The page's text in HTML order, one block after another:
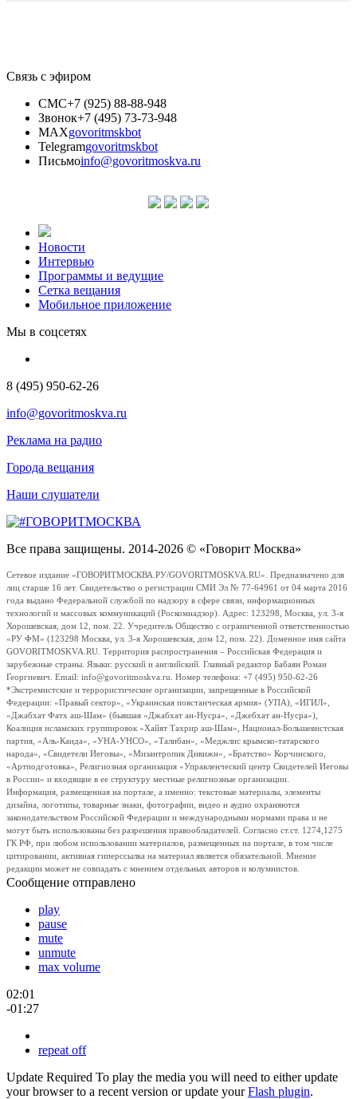
Связь с эфиром
СМС+7 (925) 88-88-948
Звонок+7 (495) 73-73-948
MAXgovoritmskbot
Telegramgovoritmskbot
Письмоinfo@govoritmoskva.ru
Новости
Интервью
Программы и ведущие
Сетка вещания
Мобильное приложение
Мы в соцсетях
8 (495) 950-62-26
info@govoritmoskva.ru
Реклама на радио
Города вещания
Наши слушатели
Все права защищены. 2014-2026 © «Говорит Москва»
Сетевое издание «ГОВОРИТМОСКВА.РУ/GOVORITMOSKVA.RU». Предназначено для
лиц старше 16 лет. Свидетельство о регистрации СМИ Эл № 77-64961 от 04 марта 2016
года выдано Федеральной службой по надзору в сфере связи, информационных
технологий и массовых коммуникаций (Роскомнадзор). Адрес: 123298, Москва, ул. 3-я
Хорошевская, дом 12, пом. 22. Учредитель Общество с ограниченной ответственностью
«РУ ФМ» (123298 Москва, ул. 3-я Хорошевская, дом 12, пом. 22). Доменное имя сайта
GOVORITMOSKVA.RU. Территория распространения – Российская Федерация и
зарубежные страны. Языки: русский и английский. Главный редактор Бабаян Роман
Георгиевич. Email: info@govoritmoskva.ru. Номер телефона: +7 (495) 950-62-26
*Экстремистские и террористические организации, запрещенные в Российской
Федерации: «Правый сектор», «Украинская повстанческая армия» (УПА), «ИГИЛ»,
«Джабхат Фатх аш-Шам» (бывшая «Джабхат ан-Нусра», «Джебхат ан-Нусра»),
Коалиция исламских группировок «Хайят Тахрир аш-Шам», Национал-Большевистская
партия, «Аль-Каида», «УНА-УНСО», «Талибан», «Меджлис крымско-татарского
народа», «Свидетели Иеговы», «Мизантропик Дивижн», «Братство» Корчинского,
«Артподготовка», Религиозная организация «Управленческий центр Свидетелей Иеговы
в России» и входящие в ее структуру местные религиозные организации.
Информация, размещенная на портале, а именно: текстовые материалы, элементы
дизайна, логотипы, товарные знаки, фотографии, видео и аудио охраняются
законодательством Российской Федерации и международными нормами права и не
могут быть использованы без разрешения правообладателей. Согласно ст.ст. 1274,1275
ГК РФ, при любом использовании материалов, размещенных на портале, в том числе
цитировании, активная гиперссылка на материал является обязательной. Мнение
редакции может не совпадать с мнением отдельных авторов и колумнистов.
Сообщение отправлено
play
pause
mute
unmute
max volume
02:01
-01:27
repeat off
Update Required To play the media you will need to either update
your browser to a recent version or update yourFlash plugin.